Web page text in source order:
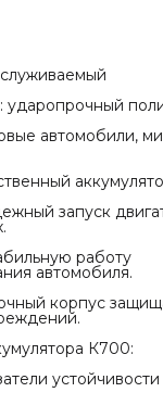
ударопрочный
автомобили,
запуск
работу
автомобиля.
корпус
К700:
устойчивости